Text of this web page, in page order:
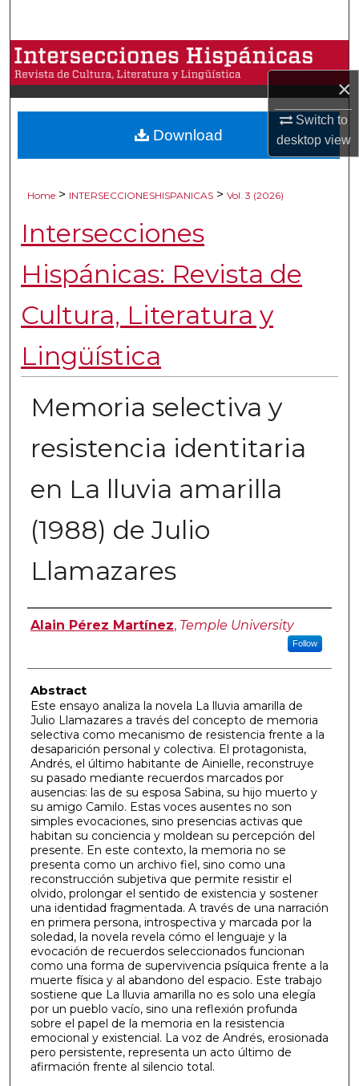
×
Switch to
desktopview
Browse Collections
My Account
About
Home > INTERSECCIONESHISPANICAS > Vol. 3 (2026)
Intersecciones
Hispánicas: Revista de
Cultura, Literatura y
Lingüística
Memoria selectiva y
resistencia identitaria
en La lluvia amarilla
(1988) de Julio
Llamazares
Authors
Alain Pérez Martínez, Temple University
Follow
Abstract
Este ensayo analiza la novela La lluvia amarilla de
Julio Llamazares a través del concepto de memoria
selectiva como mecanismo de resistencia frente a la
desaparición personal y colectiva. El protagonista,
Andrés, el último habitante de Ainielle, reconstruye
su pasado mediante recuerdos marcados por
ausencias: las de su esposa Sabina, su hijo muerto y
su amigo Camilo. Estas voces ausentes no son
simples evocaciones, sino presencias activas que
habitan su conciencia y moldean su percepción del
presente. En este contexto, la memoria no se
presenta como un archivo fiel, sino como una
reconstrucción subjetiva que permite resistir el
olvido, prolongar el sentido de existencia y sostener
una identidad fragmentada. A través de una narración
en primera persona, introspectiva y marcada por la
soledad, la novela revela cómo el lenguaje y la
evocación de recuerdos seleccionados funcionan
como una forma de supervivencia psíquica frente a la
muerte física y al abandono del espacio. Este trabajo
sostiene que La lluvia amarilla no es solo una elegía
por un pueblo vacío, sino una reflexión profunda
sobre el papel de la memoria en la resistencia
emocional y existencial. La voz de Andrés, erosionada
pero persistente, representa un acto último de
afirmación frente al silencio total.
Download